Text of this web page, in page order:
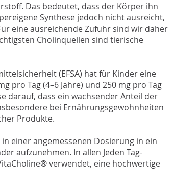
Das bedeutet, dass der Körper ihn
Synthese jedoch nicht ausreicht,
eine ausreichende Zufuhr sind wir daher
Cholinquellen sind tierische
(EFSA) hat für Kinder eine
pro Tag (4–6 Jahre) und 250 mg pro Tag
darauf, dass ein wachsender Anteil der
bei Ernährungsgewohnheiten
Produkte.
einer angemessenen Dosierung in ein
aufzunehmen. In allen Jeden Tag-
verwendet, eine hochwertige